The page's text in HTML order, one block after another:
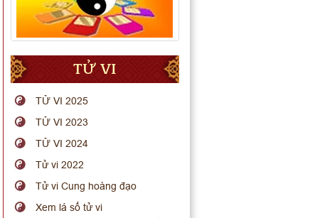
TỬ VI
TỬ VI 2025
TỬ VI 2023
TỬ VI 2024
Tử vi 2022
Tử vi Cung hoàng đạo
Xem lá số tử vi